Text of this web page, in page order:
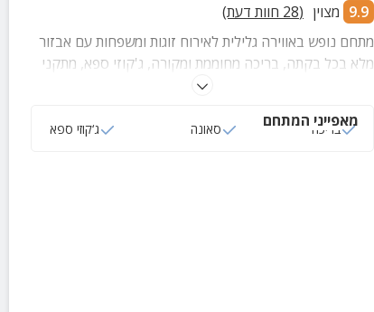
9.9 מצוין (
28 חוות דעת)
מתחם נופש באווירה גלילית לאירוח זוגות ומשפחות עם אבזור
מלא בכל בקתה, בריכה מחוממת ומקורה, ג'קוזי ספא, מתקני
משחק לילדים ונוף בלתי נשכח סביב החצר המטופחת.
מאפייני המתחם
בריכה סאונה ג‘קוזי ספא